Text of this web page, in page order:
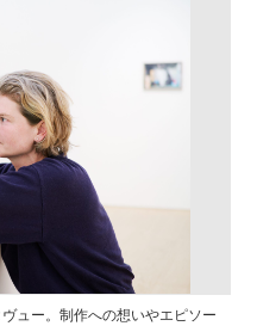
ュー。制作への想いやエピソー